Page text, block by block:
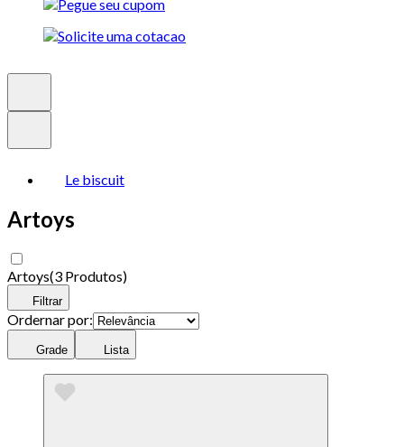
Le biscuit
Artoys
Artoys(3 Produtos)
Filtrar
Ordernar por:
Grade Lista